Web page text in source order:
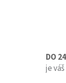
DO
je